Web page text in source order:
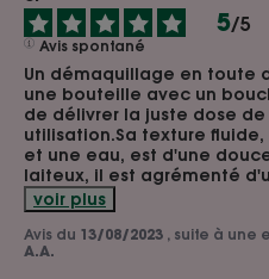
5/5
Avis spontané
Un démaquillage en toute
une bouteille avec un
de délivrer la juste dose
utilisation.Sa texture
et une eau, est d'une
laiteux, il est agrémenté
voir plus
Avis du 13/08/2023 , suite à une
A.A.